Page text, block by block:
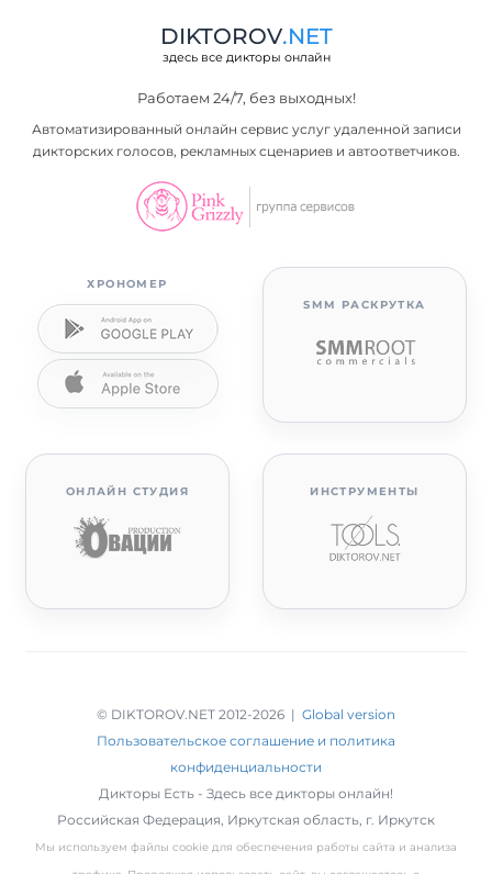
DIKTOROV.NET
здесь все дикторы онлайн
Работаем 24/7, без выходных!
Автоматизированный онлайн сервис услуг удаленной записи
дикторских голосов, рекламных сценариев и автоответчиков.
ХРОНОМЕР
SMM РАСКРУТКА
ОНЛАЙН СТУДИЯ ИНСТРУМЕНТЫ
© DIKTOROV.NET 2012-2026 | Global version
Пользовательское соглашение и политика
конфиденциальности
Дикторы Есть - Здесь все дикторы онлайн!
Российская Федерация, Иркутская область, г. Иркутск
Мы используем файлы cookie для обеспечения работы сайта и анализа